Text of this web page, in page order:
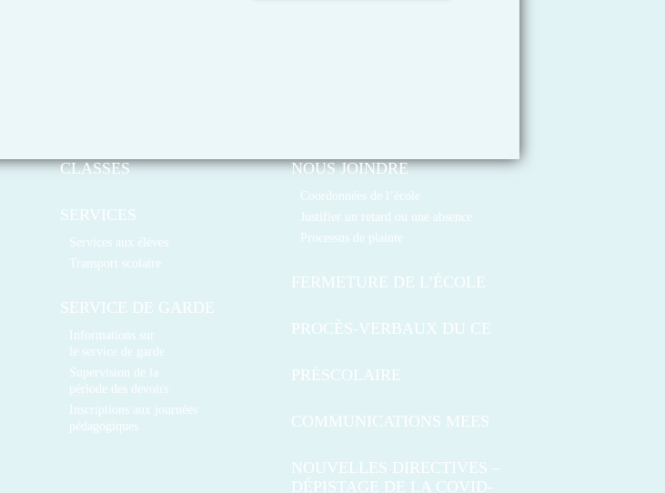
CLASSES
SERVICES
Services aux élèves
Transport scolaire
SERVICE DE GARDE
Informations sur
le service de garde
Supervision de la
période des devoirs
Inscriptions aux journées
pédagogiques
NOUS JOINDRE
Coordonnées de l’école
Justifier un retard ou une absence
Processus de plainte
FERMETURE DE L’ÉCOLE
PROCÈS-VERBAUX DU CE
PRÉSCOLAIRE
COMMUNICATIONS MEES
NOUVELLES DIRECTIVES –
DÉPISTAGE DE LA COVID-